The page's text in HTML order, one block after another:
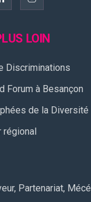
LOIN
Discriminations
Forum à Besançon
de la Diversité
régional
Partenariat,